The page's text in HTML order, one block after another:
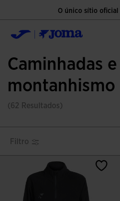
O único sítio oficial
Caminhadas e
montanhismo
(62 Resultados)
Filtro